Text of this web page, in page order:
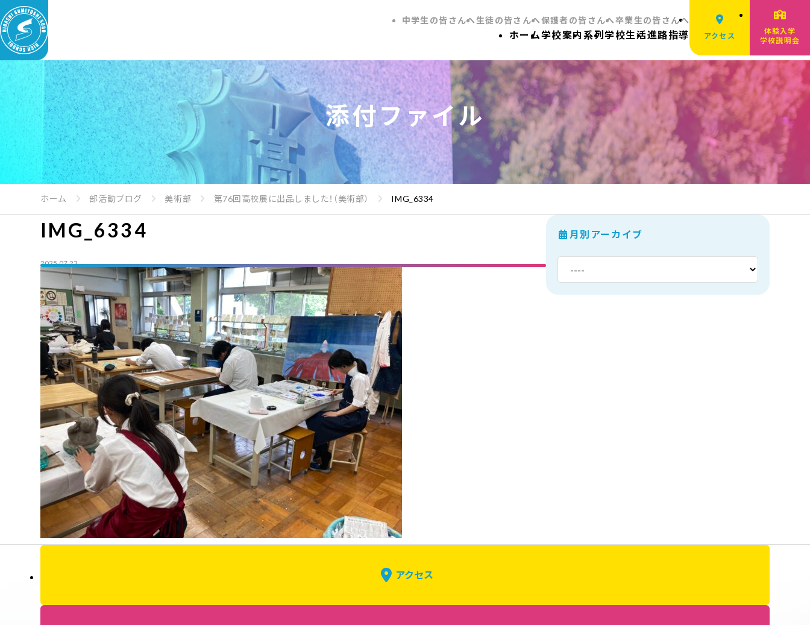
中学生の皆さんへ生徒の皆さんへ保護者の皆さんへ卒業生の皆さんへ
ホーム 学校案内 系列学校生活進路指導 アクセス
体験入学
学校説明会
添付ファイル
ホーム 部活動ブログ 美術部 第76回高校展に出品しました！（美術部） IMG_6334
IMG_6334
2025.07.23
月別アーカイブ
アクセス